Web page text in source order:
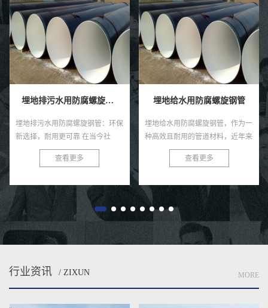
埋地排污水用防腐螺旋钢管
埋地排污水用防腐螺旋钢管：环保
新选择，耐用更可靠 在当今社
会，环保与可持续发展已成为全球
共识。在污水处理与排放领域，选
查看更多
埋地给水用防腐螺旋钢管
埋地给水用防腐螺旋钢管，作为一
种高效且耐用的管道材料，近年来
在各类给水工程中得到了广泛的应
用。这种钢管以其独特的螺旋结
性...
查看更多
行业资讯 / ZIXUN MORE